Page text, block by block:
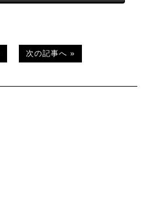
次の記事へ »